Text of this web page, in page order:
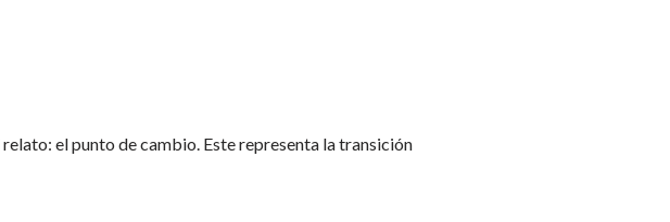
el punto de cambio. Este representa la transición